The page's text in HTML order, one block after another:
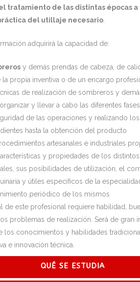
tratamiento de las distintas épocas
del utillaje necesario
adquirirá la capacidad de:
y demás prendas de cabeza, de
la propia inventiva o de un encargo
de realización de sombreros y
y llevar a cabo las diferentes
de las operaciones y realizando
hasta la obtención del producto
artesanales e industriales
y propiedades de los
sus posibilidades de utilización, el
y útiles específicos de la
periódico de los mismos
de este profesional requiere habilidad,
problemas de realización. Será de gran
los conocimientos y habilidades
e innovación técnica.
QUÉ SE ESTUDIA